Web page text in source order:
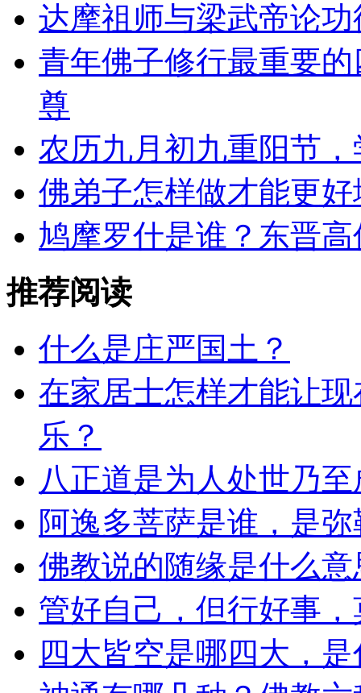
达摩祖师与梁武帝论功
青年佛子修行最重要
尊
农历九月初九重阳节
佛弟子怎样做才能更
鸠摩罗什是谁？东晋
推荐阅读
什么是庄严国土？
在家居士怎样才能让
乐？
八正道是为人处世乃
阿逸多菩萨是谁，是
佛教说的随缘是什么
管好自己，但行好事
四大皆空是哪四大，